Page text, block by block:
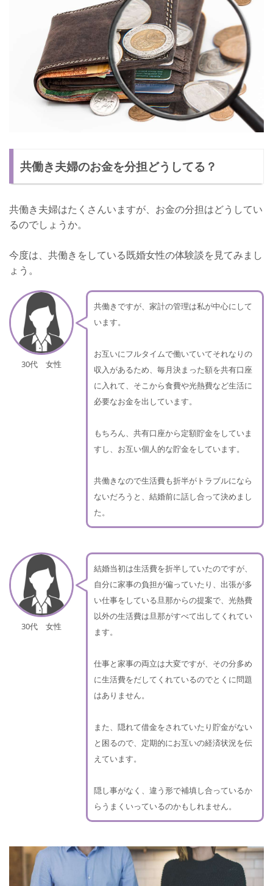
共働き夫婦のお金を分担どうしてる？
共働き夫婦はたくさんいますが、お金の分担はどうしてい
るのでしょうか。
今度は、共働きをしている既婚女性の体験談を見てみまし
ょう。
30代 女性
共働きですが、家計の管理は私が中心にして
います。
お互いにフルタイムで働いていてそれなりの
収入があるため、毎月決まった額を共有口座
に入れて、そこから食費や光熱費など生活に
必要なお金を出しています。
もちろん、共有口座から定額貯金をしていま
すし、お互い個人的な貯金をしています。
共働きなので生活費も折半がトラブルになら
ないだろうと、結婚前に話し合って決めまし
た。
30代 女性
結婚当初は生活費を折半していたのですが、
自分に家事の負担が偏っていたり、出張が多
い仕事をしている旦那からの提案で、光熱費
以外の生活費は旦那がすべて出してくれてい
ます。
仕事と家事の両立は大変ですが、その分多め
に生活費をだしてくれているのでとくに問題
はありません。
また、隠れて借金をされていたり貯金がない
と困るので、定期的にお互いの経済状況を伝
えています。
隠し事がなく、違う形で補填し合っているか
らうまくいっているのかもしれません。